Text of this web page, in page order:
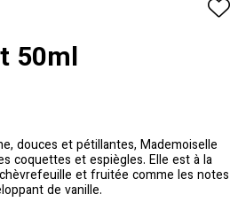
50ml
douces et pétillantes, Mademoiselle
coquettes et espiègles. Elle est à la
et fruitée comme les notes
de vanille.